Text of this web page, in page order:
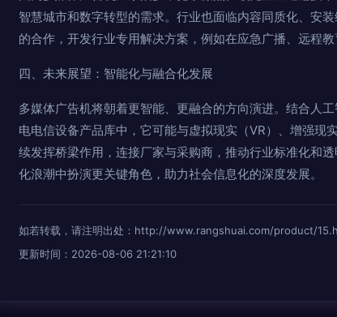
智慧城市和数字转型的需求。行业也面临内容同质化、安
的合作，开发行业专用解决方案，例如在应急广播、远程
四、未来展望：智能化与融合化发展
多媒体广告机将朝着更智能、更融合的方向演进。结合人
电电信设备产品库中，它可能与虚拟现实（VR）、增强现
续发挥桥梁作用，连接厂家与采购商，推动行业标准化和
化浪潮中扮演更关键角色，助力社会信息化的深度发展。
如若转载，请注明出处：http://www.rangshuai.com/product/
更新时间：2026-08-06 21:21:10